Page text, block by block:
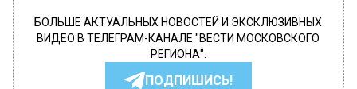
БОЛЬШЕ АКТУАЛЬНЫХ НОВОСТЕЙ И ЭКСКЛЮЗИВНЫХ
ВИДЕО В ТЕЛЕГРАМ-КАНАЛЕ "ВЕСТИ МОСКОВСКОГО
РЕГИОНА".
ПОДПИШИСЬ!